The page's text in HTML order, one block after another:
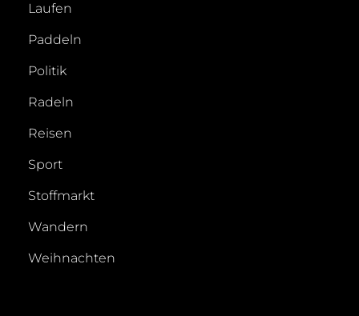
Laufen
Paddeln
Politik
Radeln
Reisen
Sport
Stoffmarkt
Wandern
Weihnachten